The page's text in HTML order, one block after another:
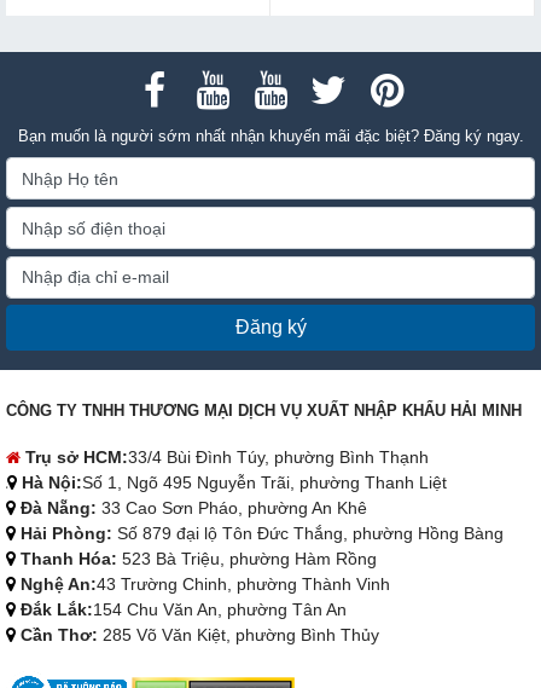
Bạn muốn là người sớm nhất nhận khuyến mãi đặc biệt? Đăng ký ngay.
Đăng ký
CÔNG TY TNHH THƯƠNG MẠI DỊCH VỤ XUẤT NHẬP KHẨU HẢI MINH
Trụ sở HCM:33/4 Bùi Đình Túy, phường Bình Thạnh
Hà Nội:Số 1, Ngõ 495 Nguyễn Trãi, phường Thanh Liệt
Đà Nẵng: 33 Cao Sơn Pháo, phường An Khê
Hải Phòng: Số 879 đại lộ Tôn Đức Thắng, phường Hồng Bàng
Thanh Hóa: 523 Bà Triệu, phường Hàm Rồng
Nghệ An:43 Trường Chinh, phường Thành Vinh
Đắk Lắk:154 Chu Văn An, phường Tân An
Cần Thơ: 285 Võ Văn Kiệt, phường Bình Thủy